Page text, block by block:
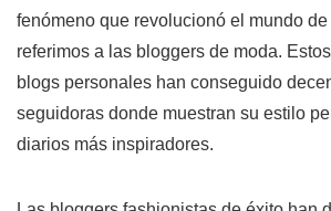
fenómeno que revolucionó el mundo
referimos a las bloggers de moda. Estos
blogs personales han conseguido
seguidoras donde muestran su estilo
diarios más inspiradores.